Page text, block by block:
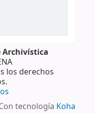
Archivística
los derechos
tecnología Koha